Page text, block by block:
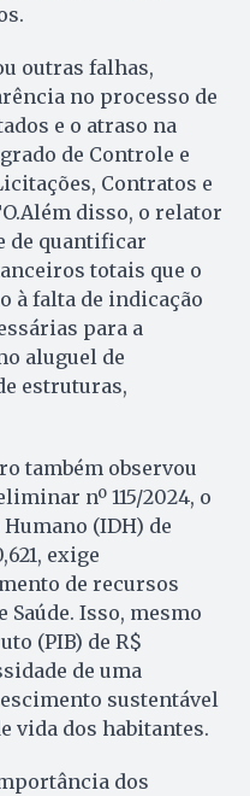
outras falhas,
no processo de
e o atraso na
de Controle e
Contratos e
disso, o relator
de quantificar
totais que o
à falta de indicação
para a
aluguel de
estruturas,
também observou
nº 115/2024, o
(IDH) de
exige
de recursos
Saúde. Isso, mesmo
(PIB) de R$
de uma
sustentável
vida dos habitantes.
dos